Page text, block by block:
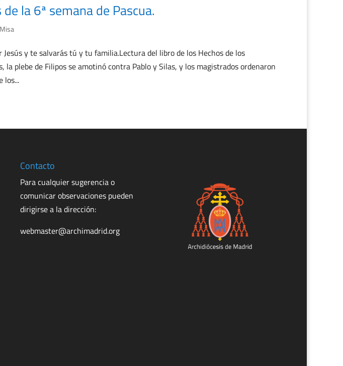
la 6ª semana de Pascua.
Jesús y te salvarás tú y tu familia.Lectura del libro de los Hechos de los
la plebe de Filipos se amotinó contra Pablo y Silas, y los magistrados ordenaron
los...
Contacto
Para cualquier sugerencia o
comunicar observaciones pueden
dirigirse a la dirección:
webmaster@archimadrid.org